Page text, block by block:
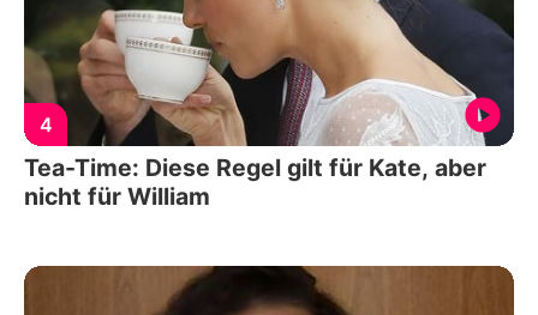
4
Tea-Time: Diese Regel gilt für Kate, aber
nicht für William